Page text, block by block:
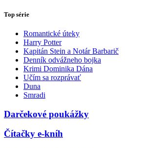
Top série
Romantické úteky
Harry Potter
Kapitán Stein a Notár Barbarič
Denník odvážneho bojka
Krimi Dominika Dána
Učím sa rozprávať
Duna
Smradi
Darčekové poukážky
Čítačky e-kníh